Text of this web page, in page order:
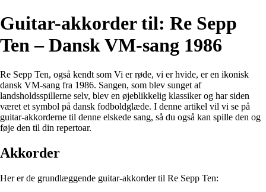
Guitar-akkorder til: Re Sepp
Ten – Dansk VM-sang 1986
Re Sepp Ten, også kendt som Vi er røde, vi er hvide, er en ikonisk
dansk VM-sang fra 1986. Sangen, som blev sunget af
landsholdsspillerne selv, blev en øjeblikkelig klassiker og har siden
været et symbol på dansk fodboldglæde. I denne artikel vil vi se på
guitar-akkorderne til denne elskede sang, så du også kan spille den og
føje den til din repertoar.
Akkorder
Her er de grundlæggende guitar-akkorder til Re Sepp Ten: